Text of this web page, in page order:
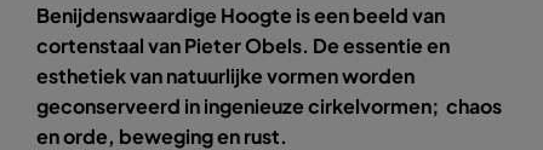
Benijdenswaardige Hoogte is een beeld van
cortenstaal van Pieter Obels. De essentie en
esthetiek van natuurlijke vormen worden
geconserveerd in ingenieuze cirkelvormen; chaos
en orde, beweging en rust.